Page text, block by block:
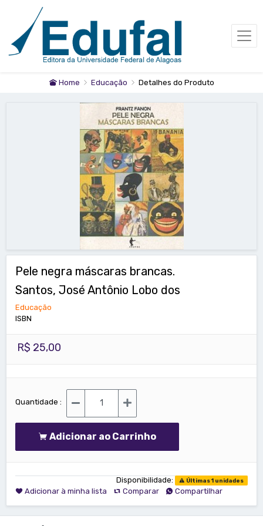
Home Educação Detalhes do Produto
Pele negra máscaras brancas.
Santos, José Antônio Lobo dos
Educação
ISBN
R$ 25,00
Quantidade :
Adicionar ao Carrinho
Disponibilidade: Últimas 1 unidades
Adicionar à minha lista Comparar Compartilhar